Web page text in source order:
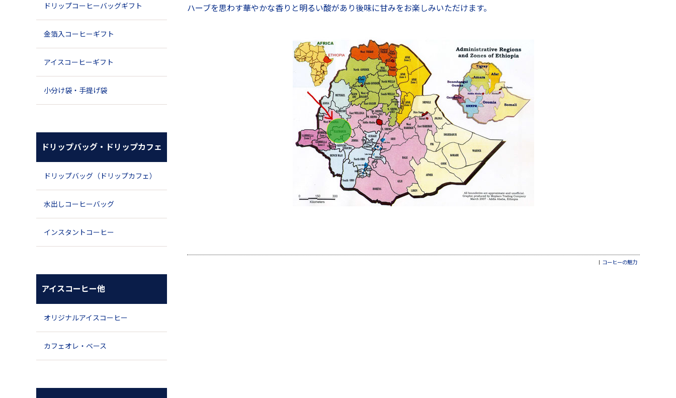
ハーブを思わす華やかな香りと明るい酸があり後味に甘みをお楽しみいただけます。
コーヒーの魅力
ドリップコーヒーバッグギフト
金箔入コーヒーギフト
アイスコーヒーギフト
小分け袋・手提げ袋
ドリップバッグ・ドリップカフェ
ドリップバッグ（ドリップカフェ）
水出しコーヒーバッグ
インスタントコーヒー
アイスコーヒー他
オリジナルアイスコーヒー
カフェオレ・ベース